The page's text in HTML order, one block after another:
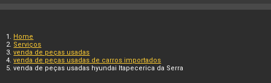
Home
Serviços
venda de peças usadas
venda de peças usadas de carros importados
venda de peças usadas hyundai Itapecerica da Serra